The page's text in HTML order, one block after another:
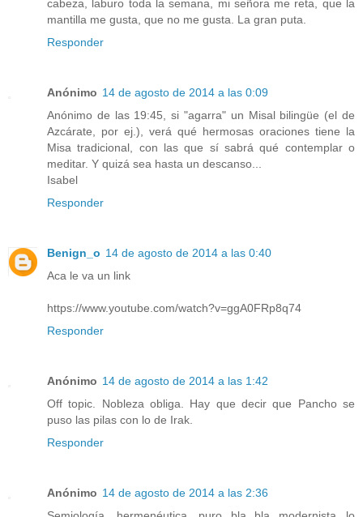
cabeza, laburo toda la semana, mi señora me reta, que la
mantilla me gusta, que no me gusta. La gran puta.
Responder
Anónimo 14 de agosto de 2014 a las 0:09
Anónimo de las 19:45, si "agarra" un Misal bilingüe (el de
Azcárate, por ej.), verá qué hermosas oraciones tiene la
Misa tradicional, con las que sí sabrá qué contemplar o
meditar. Y quizá sea hasta un descanso...
Isabel
Responder
Benign_o 14 de agosto de 2014 a las 0:40
Aca le va un link
https://www.youtube.com/watch?v=ggA0FRp8q74
Responder
Anónimo 14 de agosto de 2014 a las 1:42
Off topic. Nobleza obliga. Hay que decir que Pancho se
puso las pilas con lo de Irak.
Responder
Anónimo 14 de agosto de 2014 a las 2:36